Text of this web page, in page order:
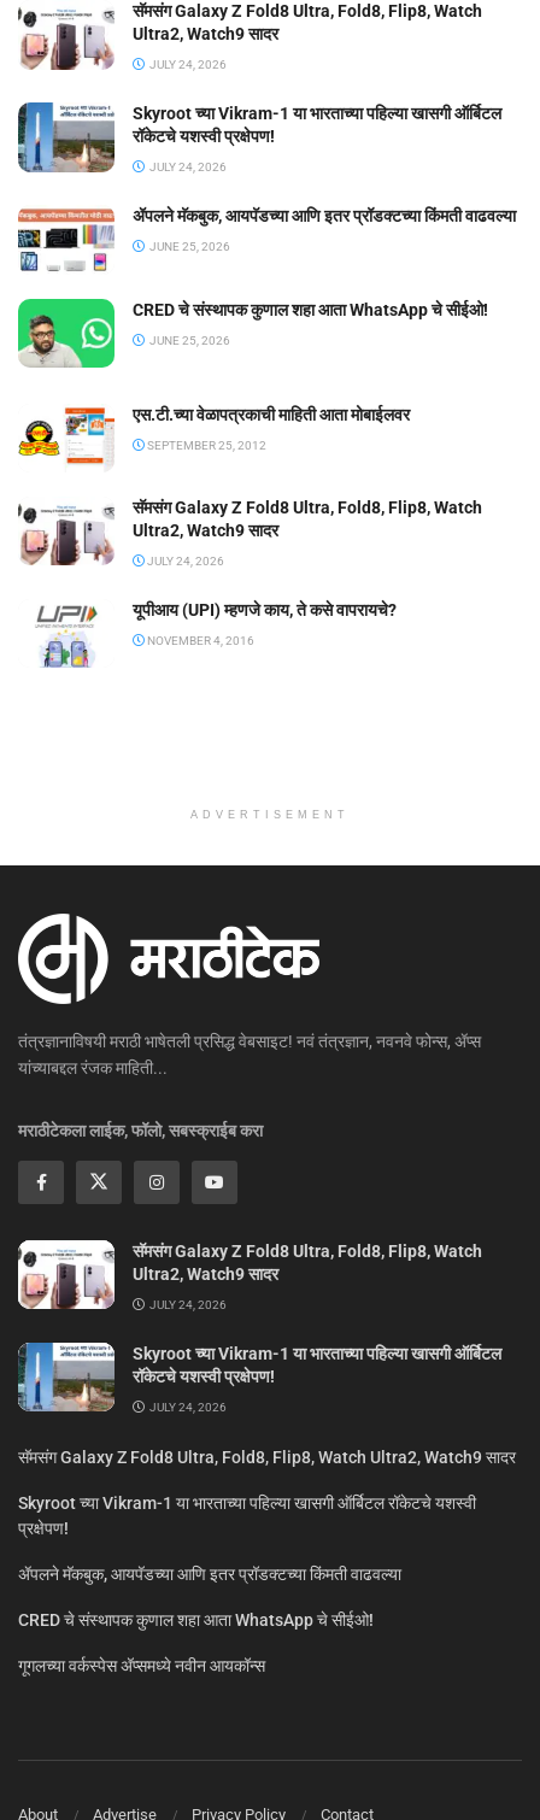
सॅमसंग Galaxy Z Fold8 Ultra, Fold8, Flip8, Watch
Ultra2, Watch9 सादर
JULY 24, 2026
Skyroot च्या Vikram-1 या भारताच्या पहिल्या खासगी ऑर्बिटल
रॉकेटचे यशस्वी प्रक्षेपण!
JULY 24, 2026
ॲपलने मॅकबुक, आयपॅडच्या आणि इतर प्रॉडक्टच्या किंमती वाढवल्या
JUNE 25, 2026
CRED चे संस्थापक कुणाल शहा आता WhatsApp चे सीईओ!
JUNE 25, 2026
एस.टी.च्या वेळापत्रकाची माहिती आता मोबाईलवर
SEPTEMBER 25, 2012
सॅमसंग Galaxy Z Fold8 Ultra, Fold8, Flip8, Watch
Ultra2, Watch9 सादर
JULY 24, 2026
यूपीआय (UPI) म्हणजे काय, ते कसे वापरायचे?
NOVEMBER 4, 2016
ADVERTISEMENT
तंत्रज्ञानाविषयी मराठी भाषेतली प्रसिद्ध वेबसाइट! नवं तंत्रज्ञान, नवनवे फोन्स, ॲप्स
यांच्याबद्दल रंजक माहिती...
मराठीटेकला लाईक, फॉलो, सबस्क्राईब करा
सॅमसंग Galaxy Z Fold8 Ultra, Fold8, Flip8, Watch
Ultra2, Watch9 सादर
JULY 24, 2026
Skyroot च्या Vikram-1 या भारताच्या पहिल्या खासगी ऑर्बिटल
रॉकेटचे यशस्वी प्रक्षेपण!
JULY 24, 2026
सॅमसंग Galaxy Z Fold8 Ultra, Fold8, Flip8, Watch Ultra2, Watch9 सादर
Skyroot च्या Vikram-1 या भारताच्या पहिल्या खासगी ऑर्बिटल रॉकेटचे यशस्वी
प्रक्षेपण!
ॲपलने मॅकबुक, आयपॅडच्या आणि इतर प्रॉडक्टच्या किंमती वाढवल्या
CRED चे संस्थापक कुणाल शहा आता WhatsApp चे सीईओ!
गूगलच्या वर्कस्पेस अ‍ॅप्समध्ये नवीन आयकॉन्स
About Advertise Privacy Policy Contact